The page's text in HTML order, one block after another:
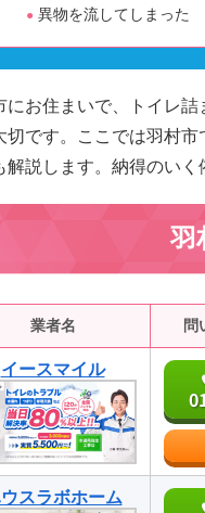
異物を流してしまった
にお住まいで、トイレ
切です。ここでは羽村
解説します。納得のいく
羽
業者名 問
イースマイル
スラボホーム